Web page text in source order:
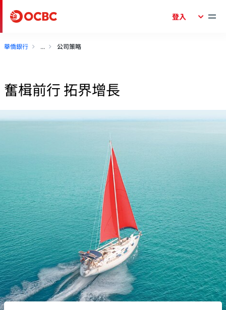
登入
華僑銀行 公司策略
奮楫前行 拓界增長